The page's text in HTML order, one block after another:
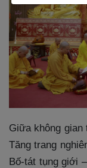
Giữa không
Tăng trang
Bố-tát tụng giới